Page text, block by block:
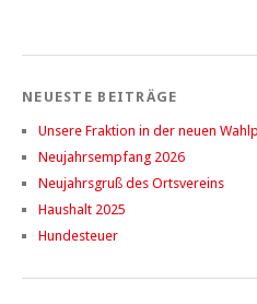
NEUESTE BEITRÄGE
Unsere Fraktion in der neuen
Neujahrsempfang 2026
Neujahrsgruß des Ortsvereins
Haushalt 2025
Hundesteuer